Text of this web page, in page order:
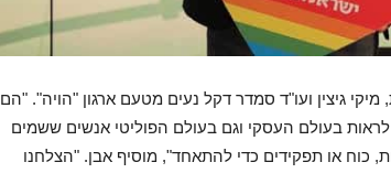
גיצין ועו"ד סמדר דקל נעים מטעם ארגון "הויה". "הם
לראות בעולם העסקי וגם בעולם הפוליטי אנשים ששמים
או תפקידים כדי להתאחד", מוסיף אבן. "הצלחנו